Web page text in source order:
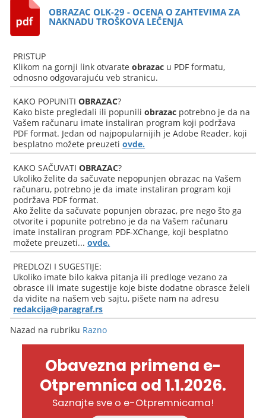
OBRAZAC OLK-29 - OCENA O ZAHTEVIMA ZA
NAKNADU TROŠKOVA LEČENJA
PRISTUP
Klikom na gornji link otvarateobrazac u PDF formatu,
odnosno odgovarajuću veb stranicu.
KAKO POPUNITIOBRAZAC?
Kako biste pregledali ili popuniliobrazac potrebno je da na
Vašem računaru imate instaliran program koji podržava
PDF format. Jedan od najpopularnijih je Adobe Reader, koji
besplatno možete preuzetiovde.
KAKO SAČUVATIOBRAZAC?
Ukoliko želite da sačuvate nepopunjen obrazac na Vašem
računaru, potrebno je da imate instaliran program koji
podržava PDF format.
Ako želite da sačuvate popunjen obrazac, pre nego što ga
otvorite i popunite potrebno je da na Vašem računaru
imate instaliran program PDF-XChange, koji besplatno
možete preuzeti...ovde.
PREDLOZI I SUGESTIJE:
Ukoliko imate bilo kakva pitanja ili predloge vezano za
obrasce ili imate sugestije koje biste dodatne obrasce želeli
da vidite na našem veb sajtu, pišete nam na adresu
redakcija@paragraf.rs
Nazad na rubriku Razno
Obavezna primena e-
Otpremnica od 1.1.2026.
Saznajte sve o e-Otpremnicama!